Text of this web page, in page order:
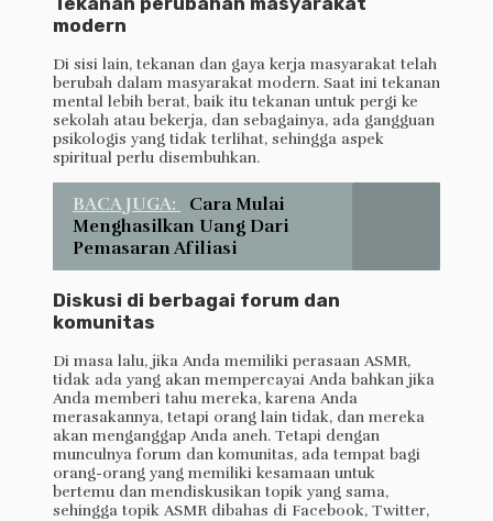
modern
Di sisi lain, tekanan dan gaya kerja masyarakat telah
berubah dalam masyarakat modern. Saat ini tekanan
mental lebih berat, baik itu tekanan untuk pergi ke
sekolah atau bekerja, dan sebagainya, ada gangguan
psikologis yang tidak terlihat, sehingga aspek
spiritual perlu disembuhkan.
BACA JUGA:
Cara Mulai
Menghasilkan Uang Dari
Pemasaran Afiliasi
Diskusi di berbagai forum dan
komunitas
Di masa lalu, jika Anda memiliki perasaan ASMR,
tidak ada yang akan mempercayai Anda bahkan jika
Anda memberi tahu mereka, karena Anda
merasakannya, tetapi orang lain tidak, dan mereka
akan menganggap Anda aneh. Tetapi dengan
munculnya forum dan komunitas, ada tempat bagi
orang-orang yang memiliki kesamaan untuk
bertemu dan mendiskusikan topik yang sama,
sehingga topik ASMR dibahas di Facebook, Twitter,